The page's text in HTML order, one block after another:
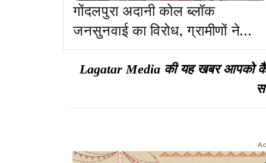
गोंदलपुरा अदानी कोल ब्लॉक
जनसुनवाई का विरोध, ग्रामीणों ने
स्थल पर की तोड़फोड़, काला दिवस
मनाने का ऐलान
Lagatar Media की यह खबर आपको